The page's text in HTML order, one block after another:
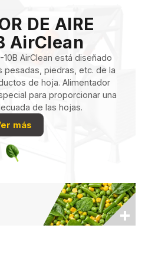
DE AIRE
AirClean
AirClean está diseñado
pesadas, piedras, etc. de la
de hoja. Alimentador
para proporcionar una
de las hojas.
más
+